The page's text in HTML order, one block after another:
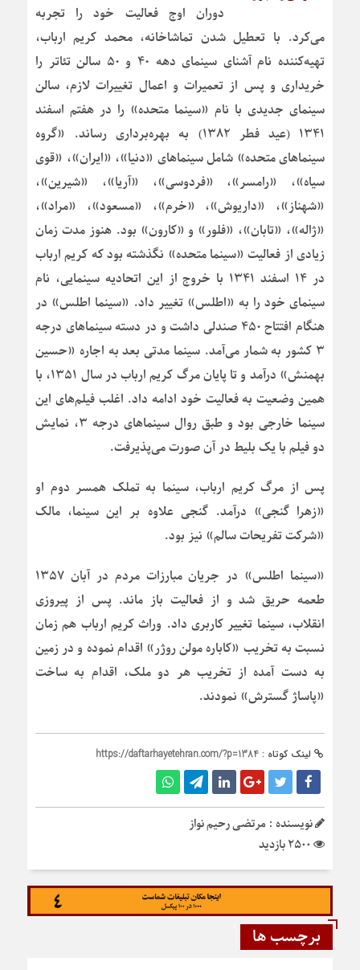
دوران اوج فعالیت خود را تجربه
می‌کرد. با تعطیل شدن تماشاخانه، محمد کریم ارباب،
تهیه‌کننده نام آشنای سینمای دهه ۴۰ و ۵۰ سالن تئاتر را
خریداری و پس از تعمیرات و اعمال تغییرات لازم، سالن
سینمای جدیدی با نام «سینما متحده» را در هفتم اسفند
۱۳۴۱ (عید فطر ۱۳۸۲) به بهره‌برداری رساند. «گروه
سینماهای متحده» شامل سینماهای «دنیا»، «ایران»، «قوی
سیاه»، «رامسر»، «فردوسی»، «آریا»، «شیرین»،
«شهناز»، «داریوش»، «خرم»، «مسعود»، «مراد»،
«ژاله»، «تابان»، «فلور» و «کارون» بود. هنوز مدت زمان
زیادی از فعالیت «سینما متحده» نگذشته بود که کریم ارباب
در ۱۴ اسفند ۱۳۴۱ با خروج از این اتحادیه سینمایی، نام
سینمای خود را به «اطلس» تغییر داد. «سینما اطلس» در
هنگام افتتاح ۴۵۰ صندلی داشت و در دسته سینماهای درجه
۳ کشور به شمار می‌آمد. سینما مدتی بعد به اجاره «حسین
بهمنش» درآمد و تا پایان مرگ کریم ارباب در سال ۱۳۵۱، با
همین وضعیت به فعالیت خود ادامه داد. اغلب فیلم‌های این
سینما خارجی بود و طبق روال سینماهای درجه ۳، نمایش
دو فیلم با یک بلیط در آن صورت می‌پذیرفت.
پس از مرگ کریم ارباب، سینما به تملک همسر دوم او
«زهرا گنجی» درآمد. گنجی علاوه بر این سینما، مالک
«شرکت تفریحات سالم» نیز بود.
«سینما اطلس» در جریان مبارزات مردم در آبان ۱۳۵۷
طعمه حریق شد و از فعالیت باز ماند. پس از پیروزی
انقلاب، سینما تغییر کاربری داد. وراث کریم ارباب هم زمان
نسبت به تخریب «کاباره مولن روژر» اقدام نموده و در زمین
به دست آمده از تخریب هر دو ملک، اقدام به ساخت
«پاساژ گسترش» نمودند.
لینک کوتاه : https://daftarhayetehran.com/?p=1384
نویسنده : مرتضی رحیم نواز
برچسب ها